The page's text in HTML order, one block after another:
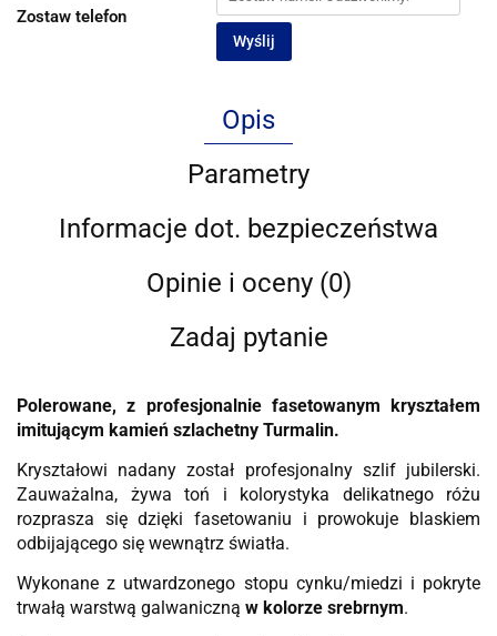
Zostaw telefon
Wyślij
Opis
Parametry
Informacje dot. bezpieczeństwa
Opinie i oceny (0)
Zadaj pytanie
Polerowane, z profesjonalnie fasetowanym kryształem
imitującym kamień szlachetny Turmalin.
Kryształowi nadany został profesjonalny szlif jubilerski.
Zauważalna, żywa toń i kolorystyka delikatnego różu
rozprasza się dzięki fasetowaniu i prowokuje blaskiem
odbijającego się wewnątrz światła.
Wykonane z utwardzonego stopu cynku/miedzi i pokryte
trwałą warstwą galwaniczną w kolorze srebrnym.